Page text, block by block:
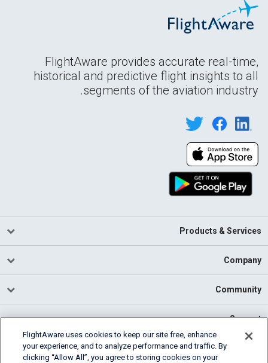
FlightAware provides accurate real-time,
historical and predictive flight insights to all
segments of the aviation industry.
Products & Services
Company
Community
Support
FlightAware uses cookies to keep our site free, enhance
your experience, and to analyze performance and traffic. By
clicking “Allow All”, you agree to storing cookies on your